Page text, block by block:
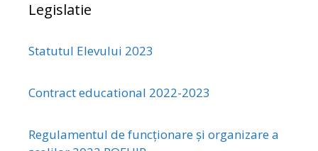
Legislatie
Statutul Elevului 2023
Contract educational 2022-2023
Regulamentul de funcționare și organizare a